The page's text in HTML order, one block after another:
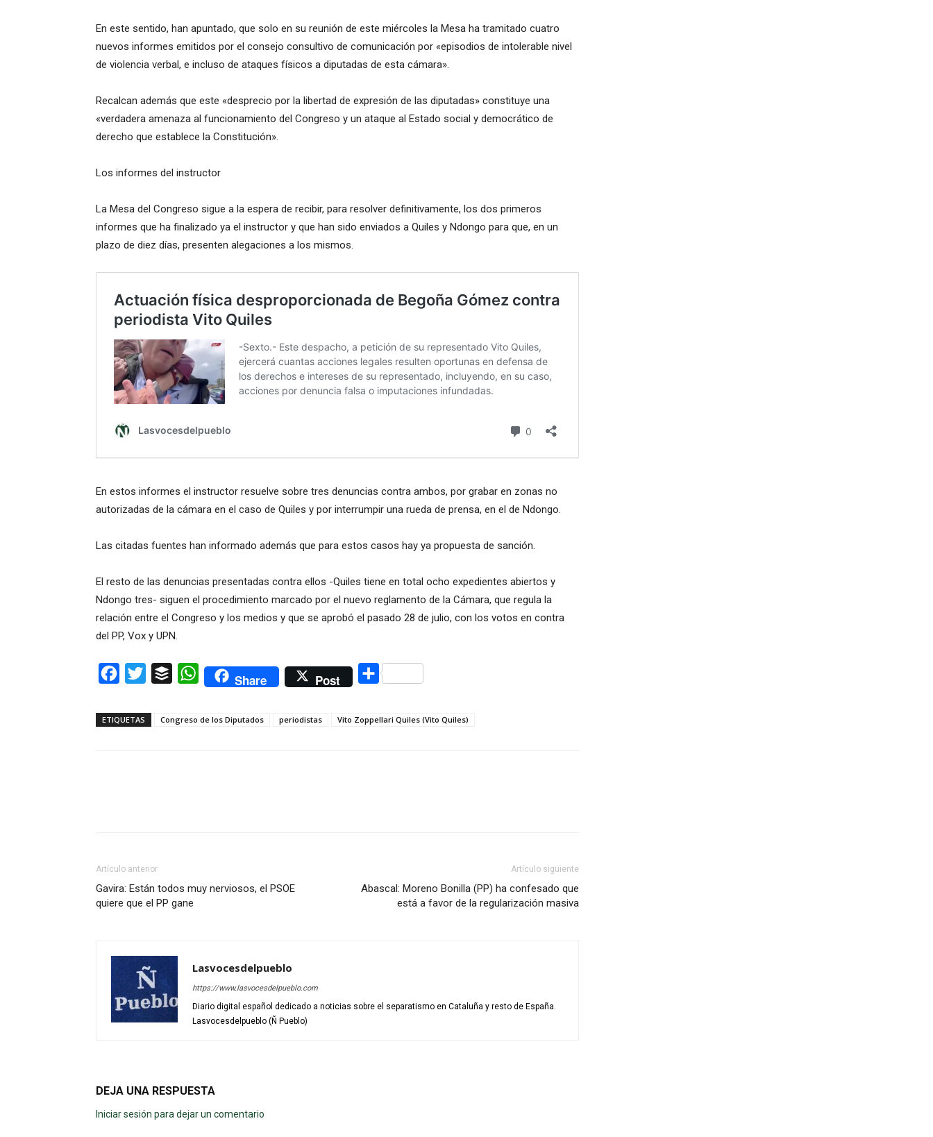
En este sentido, han apuntado, que solo en su reunión de este miércoles la Mesa ha tramitado cuatro
nuevos informes emitidos por el consejo consultivo de comunicación por «episodios de intolerable nivel
de violencia verbal, e incluso de ataques físicos a diputadas de esta cámara».
Recalcan además que este «desprecio por la libertad de expresión de las diputadas» constituye una
«verdadera amenaza al funcionamiento del Congreso y un ataque al Estado social y democrático de
derecho que establece la Constitución».
Los informes del instructor
La Mesa del Congreso sigue a la espera de recibir, para resolver definitivamente, los dos primeros
informes que ha finalizado ya el instructor y que han sido enviados a Quiles y Ndongo para que, en un
plazo de diez días, presenten alegaciones a los mismos.
En estos informes el instructor resuelve sobre tres denuncias contra ambos, por grabar en zonas no
autorizadas de la cámara en el caso de Quiles y por interrumpir una rueda de prensa, en el de Ndongo.
Las citadas fuentes han informado además que para estos casos hay ya propuesta de sanción.
El resto de las denuncias presentadas contra ellos -Quiles tiene en total ocho expedientes abiertos y
Ndongo tres- siguen el procedimiento marcado por el nuevo reglamento de la Cámara, que regula la
relación entre el Congreso y los medios y que se aprobó el pasado 28 de julio, con los votos en contra
del PP, Vox y UPN.
Facebook
Twitter Buffer WhatsAppShare Post Compartir
ETIQUETAS Congreso de los Diputados periodistas Vito Zoppellari Quiles (Vito Quiles)
Artículo anterior
Gavira: Están todos muy nerviosos, el PSOE
quiere que el PP gane
Artículo siguiente
Abascal: Moreno Bonilla (PP) ha confesado que
está a favor de la regularización masiva
Lasvocesdelpueblo
https://www.lasvocesdelpueblo.com
Diario digital español dedicado a noticias sobre el separatismo en Cataluña y resto de España.
Lasvocesdelpueblo (Ñ Pueblo)
DEJA UNA RESPUESTA
Iniciar sesión para dejar un comentario